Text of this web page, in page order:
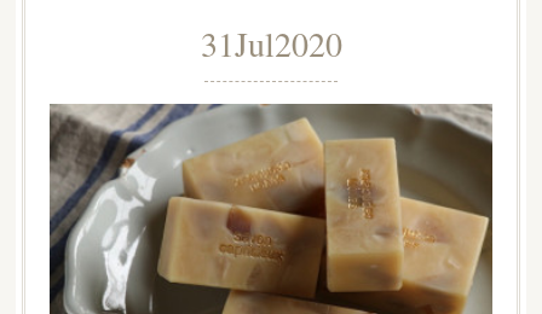
31Jul2020